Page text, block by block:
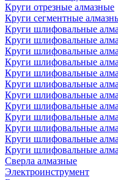
Круги отрезные алмазные
Круги сегментные
Круги шлифовальные
Круги шлифовальные
Круги шлифовальные
Круги шлифовальные
Круги шлифовальные
Круги шлифовальные
Круги шлифовальные
Круги шлифовальные
Круги шлифовальные
Круги шлифовальные
Круги шлифовальные
Круги шлифовальные
Сверла алмазные
Электроинструмент